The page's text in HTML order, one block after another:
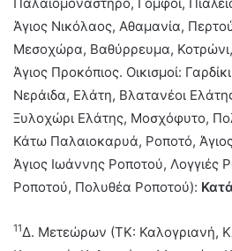
Άγιος Νικόλαος, Αθαμανία,
Μεσοχώρα, Βαθύρρευμα,
Άγιος Προκόπιος. Οικισμοί:
Νεράιδα, Ελάτη, Βλατανέοι
Ξυλοχώρι Ελάτης, Μοσχόφυτο,
Κάτω Παλαιοκαρυά, Ροποτό,
Άγιος Ιωάννης Ροποτού, Λογγιές
Ροποτού, Πολυθέα Ροποτού):
11Δ. Μετεώρων (ΤΚ: Καλογριανή,